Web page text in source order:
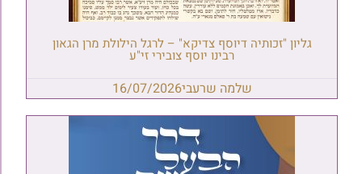
גליון "זכותיה דיוסף צדיקא" – לרגל הילולת מרן הגאון
רבינו יוסף צובירי זי"ע
שלמה שרעבי16/07/2026